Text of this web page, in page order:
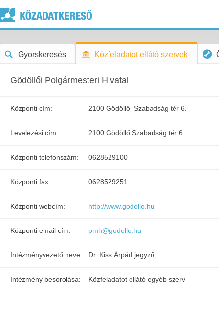
Gyorskeresés Közfeladatot ellátó szervek
Gödöllői Polgármesteri Hivatal
Központi cím: 2100 Gödöllő, Szabadság tér 6.
Levelezési cím: 2100 Gödöllő Szabadság tér 6.
Központi telefonszám: 0628529100
Központi fax: 0628529251
Központi webcím: http://www.godollo.hu
Központi email cím: pmh@godollo.hu
Intézményvezető neve: Dr. Kiss Árpád jegyző
Intézmény besorolása: Közfeladatot ellátó egyéb szerv